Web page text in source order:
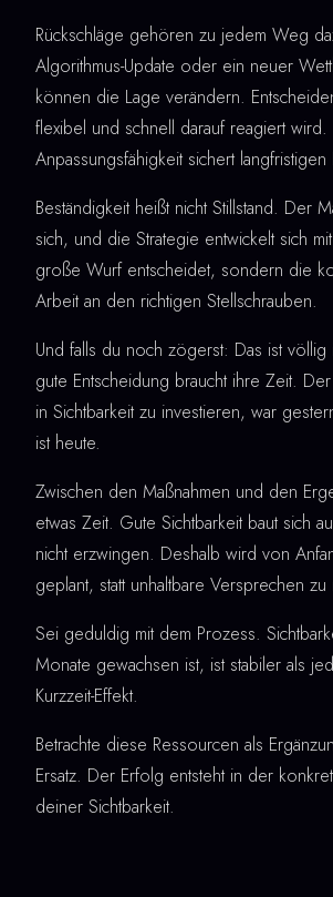
Rückschläge gehören zu jedem Weg
Algorithmus-Update oder ein neuer
können die Lage verändern.
flexibel und schnell darauf reagiert
Anpassungsfähigkeit sichert langfristigen
Beständigkeit heißt nicht Stillstand. Der
sich, und die Strategie entwickelt sich
große Wurf entscheidet, sondern die
Arbeit an den richtigen Stellschrauben.
Und falls du noch zögerst: Das ist
gute Entscheidung braucht ihre Zeit.
in Sichtbarkeit zu investieren, war
ist heute.
Zwischen den Maßnahmen und den
etwas Zeit. Gute Sichtbarkeit baut sich
nicht erzwingen. Deshalb wird von
geplant, statt unhaltbare Versprechen zu
Sei geduldig mit dem Prozess.
Monate gewachsen ist, ist stabiler als
Kurzzeit-Effekt.
Betrachte diese Ressourcen als
Ersatz. Der Erfolg entsteht in der
deiner Sichtbarkeit.